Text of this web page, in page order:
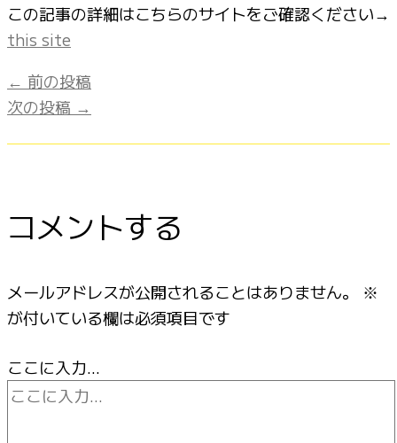
この記事の詳細はこちらのサイトをご確認ください→
this site
← 前の投稿
次の投稿 →
コメントする
メールアドレスが公開されることはありません。
※
が付いている欄は必須項目です
ここに入力…